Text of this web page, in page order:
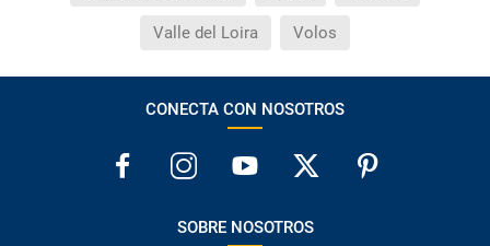
Valle del Loira Volos
CONECTA CON NOSOTROS
SOBRE NOSOTROS